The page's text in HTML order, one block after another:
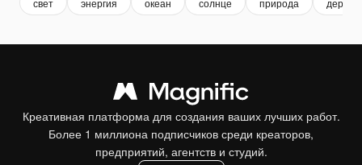
Креативная платформа для создания ваших лучших работ.
Более 1 миллиона подписчиков среди креаторов,
предприятий, агентств и студий.